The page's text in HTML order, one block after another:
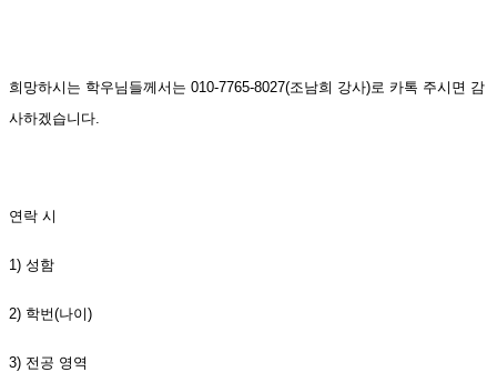
희망하시는 학우님들께서는 010-7765-8027(조남희 강사)로 카톡 주시면 감
사하겠습니다.
연락 시
1) 성함
2) 학번(나이)
3) 전공 영역